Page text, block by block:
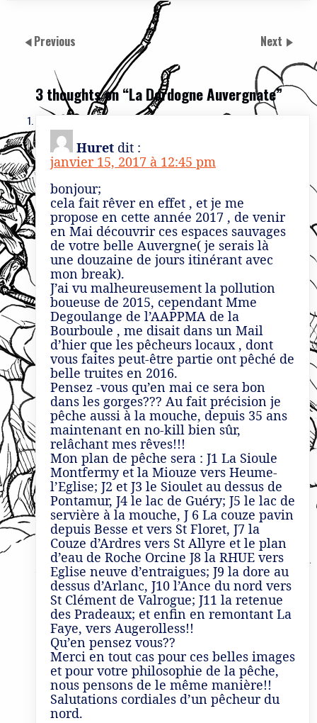
Previous Next
3 thoughts on “La Dordogne Auvergnate”
Huret dit :
janvier 15, 2017 à 12:45 pm
bonjour;
cela fait rêver en effet , et je me
propose en cette année 2017 , de venir
en Mai découvrir ces espaces sauvages
de votre belle Auvergne( je serais là
une douzaine de jours itinérant avec
mon break).
J’ai vu malheureusement la pollution
boueuse de 2015, cependant Mme
Degoulange de l’AAPPMA de la
Bourboule , me disait dans un Mail
d’hier que les pêcheurs locaux , dont
vous faites peut-être partie ont pêché de
belle truites en 2016.
Pensez -vous qu’en mai ce sera bon
dans les gorges??? Au fait précision je
pêche aussi à la mouche, depuis 35 ans
maintenant en no-kill bien sûr,
relâchant mes rêves!!!
Mon plan de pêche sera : J1 La Sioule
Montfermy et la Miouze vers Heume-
l’Eglise; J2 et J3 le Sioulet au dessus de
Pontamur, J4 le lac de Guéry; J5 le lac de
servière à la mouche, J 6 La couze pavin
depuis Besse et vers St Floret, J7 la
Couze d’Ardres vers St Allyre et le plan
d’eau de Roche Orcine J8 la RHUE vers
Eglise neuve d’entraigues; J9 la dore au
dessus d’Arlanc, J10 l’Ance du nord vers
St Clément de Valrogue; J11 la retenue
des Pradeaux; et enfin en remontant La
Faye, vers Augerolless!!
Qu’en pensez vous??
Merci en tout cas pour ces belles images
et pour votre philosophie de la pêche,
nous pensons de le même manière!!
Salutations cordiales d’un pêcheur du
nord.